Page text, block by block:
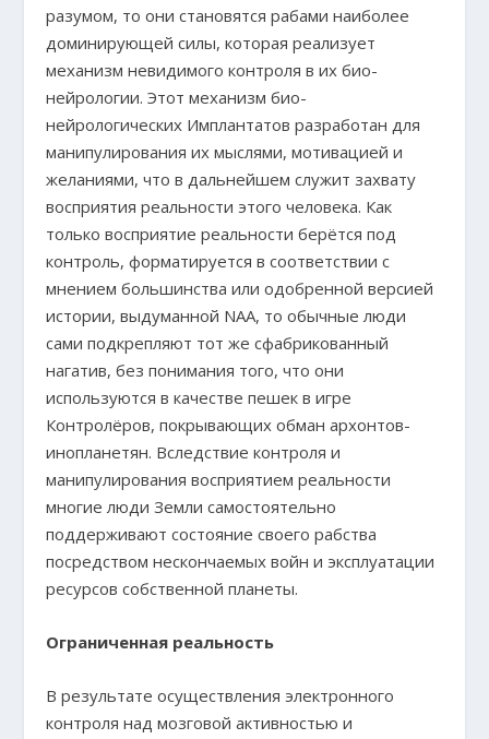
разумом, то они становятся рабами наиболее
доминирующей силы, которая реализует
механизм невидимого контроля в их био-
нейрологии. Этот механизм био-
нейрологических Имплантатов разработан для
манипулирования их мыслями, мотивацией и
желаниями, что в дальнейшем служит захвату
восприятия реальности этого человека. Как
только восприятие реальности берётся под
контроль, форматируется в соответствии с
мнением большинства или одобренной версией
истории, выдуманной NAA, то обычные люди
сами подкрепляют тот же сфабрикованный
нагатив, без понимания того, что они
используются в качестве пешек в игре
Контролёров, покрывающих обман архонтов-
инопланетян. Вследствие контроля и
манипулирования восприятием реальности
многие люди Земли самостоятельно
поддерживают состояние своего рабства
посредством нескончаемых войн и эксплуатации
ресурсов собственной планеты.
Ограниченная реальность
В результате осуществления электронного
контроля над мозговой активностью и